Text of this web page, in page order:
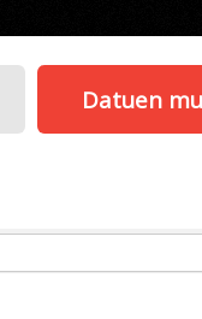
Datuen